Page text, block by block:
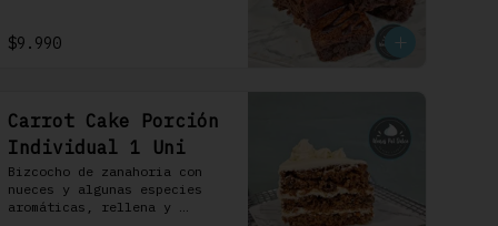
$9.990
Carrot Cake Porción
Individual 1 Uni
Bizcocho de zanahoria con
nueces y algunas especies
aromáticas, rellena y